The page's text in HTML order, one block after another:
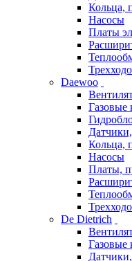
Кольца,
Насосы
Платы
Daewoo
Газовые
Кольца,
Насосы
Платы,
De Dietrich
Газовые